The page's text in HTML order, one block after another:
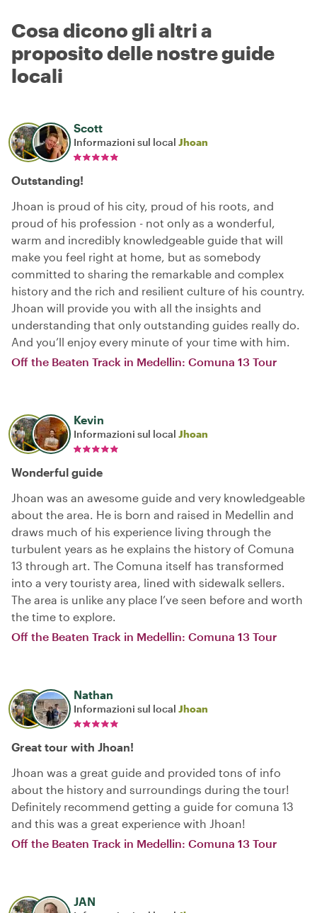
Cosa dicono gli altri a
proposito delle nostre guide
locali
Scott
Informazioni sul local Jhoan
Outstanding!
Jhoan is proud of his city, proud of his roots, and
proud of his profession - not only as a wonderful,
warm and incredibly knowledgeable guide that will
make you feel right at home, but as somebody
committed to sharing the remarkable and complex
history and the rich and resilient culture of his country.
Jhoan will provide you with all the insights and
understanding that only outstanding guides really do.
And you’ll enjoy every minute of your time with him.
Off the Beaten Track in Medellin: Comuna 13 Tour
Kevin
Informazioni sul local Jhoan
Wonderful guide
Jhoan was an awesome guide and very knowledgeable
about the area. He is born and raised in Medellin and
draws much of his experience living through the
turbulent years as he explains the history of Comuna
13 through art. The Comuna itself has transformed
into a very touristy area, lined with sidewalk sellers.
The area is unlike any place I’ve seen before and worth
the time to explore.
Off the Beaten Track in Medellin: Comuna 13 Tour
Nathan
Informazioni sul local Jhoan
Great tour with Jhoan!
Jhoan was a great guide and provided tons of info
about the history and surroundings during the tour!
Definitely recommend getting a guide for comuna 13
and this was a great experience with Jhoan!
Off the Beaten Track in Medellin: Comuna 13 Tour
JAN